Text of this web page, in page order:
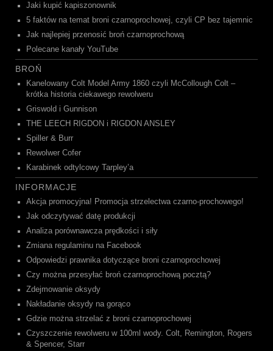
Jaki kupić kapiszonownik
5 faktów na temat broni czarnoprochowej, czyli CP bez tajemnic
Jak najlepiej przenosić broń czarnoprochową
Polecane kanały YouTube
BROŃ
Kanelowany Colt Model Army 1860 czyli McCollough Colt –
krótka historia ciekawego rewolweru
Griswold i Gunnison
THE LEECH RIGDON i RIGDON ANSLEY
Spiller & Burr
Rewolwer Cofer
Karabinek odtylcowy Tarpley’a
INFORMACJE
Akcja promocyjna! Promocja strzelectwa czarno-prochowego!
Jak odczytywać datę produkcji
Analiza porównawcza prędkości i siły
Zmiana regulaminu na Facebook
Odpowiedzi prawnika dotyczące broni czarnoprochowej
Czy można przesyłać broń czarnoprochową pocztą?
Zdejmowanie oksydy
Nakładanie oksydy na gorąco
Gdzie można strzelać z broni czarnoprochowej
Czyszczenie rewolweru w 100ml wody. Colt, Remington, Rogers
& Spencer, Starr